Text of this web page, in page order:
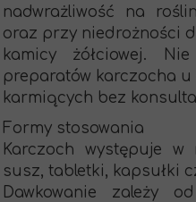
nadwrażliwość na
oraz przy niedrożności
kamicy żółciowej.
preparatów karczocha
karmiących bez
Formy stosowania
Karczoch występuje
susz, tabletki, kapsułki
Dawkowanie zależy